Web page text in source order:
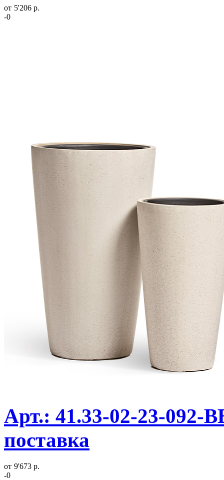
от 5'206 р.
-0
Арт.: 41.33-02-23-092-
поставка
от 9'673 р.
-0